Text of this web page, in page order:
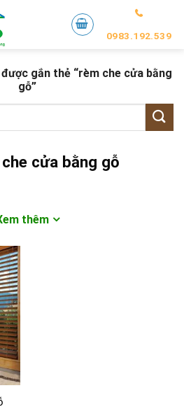
0983.192.539
gắn thẻ “rèm che cửa bằng
gỗ”
cửa bằng gỗ
thêm